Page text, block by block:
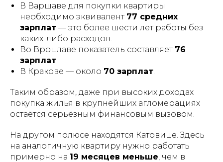
В Варшаве для покупки квартиры
необходимо эквивалент 77 средних
зарплат — это более шести лет работы без
каких-либо расходов.
Во Вроцлаве показатель составляет 76
зарплат
В Кракове — около 70 зарплат
Таким образом, даже при высоких доходах
покупка жилья в крупнейших агломерациях
остаётся серьёзным финансовым вызовом.
На другом полюсе находятся Катовице. Здесь
на аналогичную квартиру нужно работать
примерно на 19 месяцев меньше , чем в